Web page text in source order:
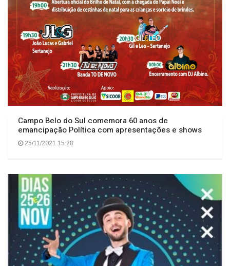
Campo Belo do Sul comemora 60 anos de
emancipação Política com apresentações e shows
25/11/2021 15:28